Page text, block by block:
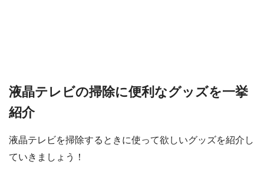
液晶テレビの掃除に便利なグッズを一挙
紹介
液晶テレビを掃除するときに使って欲しいグッズを紹介し
ていきましょう！